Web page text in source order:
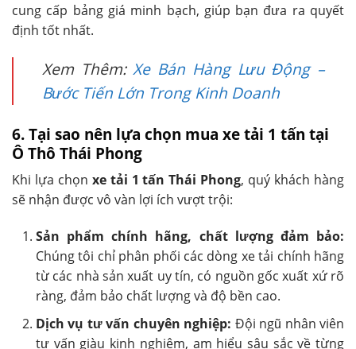
cung cấp bảng giá minh bạch, giúp bạn đưa ra quyết
định tốt nhất.
Xem Thêm:Xe Bán Hàng Lưu Động –
Bước Tiến Lớn Trong Kinh Doanh
6. Tại sao nên lựa chọn mua xe tải 1 tấn tại
Ô Thô Thái Phong
Khi lựa chọn xe tải 1 tấn Thái Phong, quý khách hàng
sẽ nhận được vô vàn lợi ích vượt trội:
Sản phẩm chính hãng, chất lượng đảm bảo:
Chúng tôi chỉ phân phối các dòng xe tải chính hãng
từ các nhà sản xuất uy tín, có nguồn gốc xuất xứ rõ
ràng, đảm bảo chất lượng và độ bền cao.
Dịch vụ tư vấn chuyên nghiệp: Đội ngũ nhân viên
tư vấn giàu kinh nghiệm, am hiểu sâu sắc về từng